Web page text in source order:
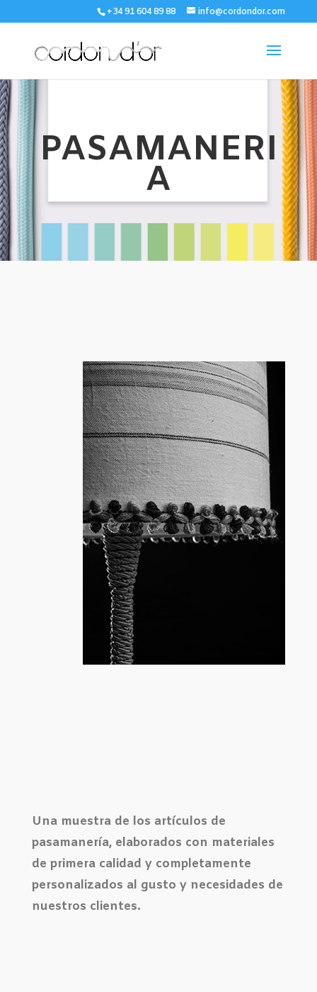
+34 91 604 89 88 info@cordondor.com
PASAMANERI
A
Una muestra de los artículos de
pasamanería, elaborados con materiales
de primera calidad y completamente
personalizados al gusto y necesidades de
nuestros clientes.